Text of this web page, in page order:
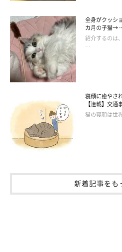
一方で、ララちゃんは基本的に一
きは飼い主さんの膝の上にきて“ゴ
「朝5時頃に起こしてくれます。
全身がクッシ
カ月の子猫→
紹介するのは
…
寝顔に癒やさ
【連載】交通
猫の寝顔は世
新着記事をも